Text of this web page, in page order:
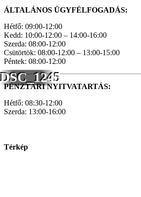
DSC_1245
ÁLTALÁNOS ÜGYFÉLFOGADÁS:
Hétfő: 09:00-12:00
Kedd: 10:00-12:00 – 14:00-16:00
Szerda: 08:00-12:00
Csütörtök: 08:00-12:00 – 13:00-15:00
Péntek: 08:00-12:00
PÉNZTÁRI NYITVATARTÁS:
Hétfő: 08:30-12:00
Szerda: 13:00-16:00
Térkép